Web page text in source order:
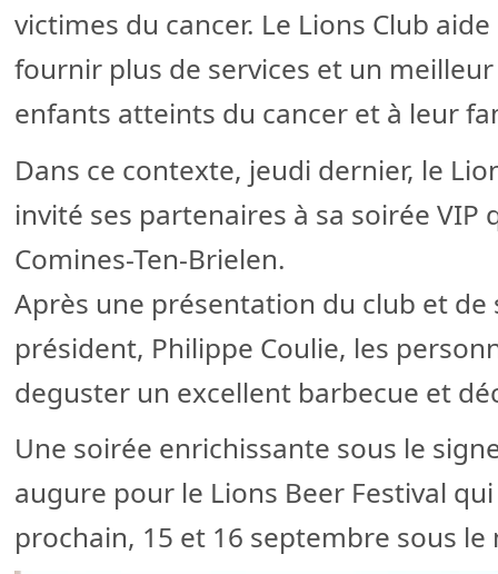
victimes du cancer. Le Lions Club
fournir plus de services et un
enfants atteints du cancer et à leur
Dans ce contexte, jeudi dernier, le
invité ses partenaires à sa soirée VIP
Comines-Ten-Brielen.
Après une présentation du club et de
président, Philippe Coulie, les
deguster un excellent barbecue et
Une soirée enrichissante sous le
augure pour le Lions Beer Festival
prochain, 15 et 16 septembre sous